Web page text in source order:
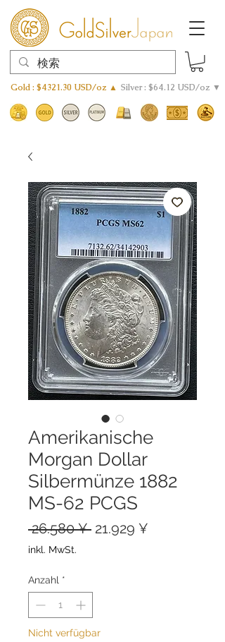
Gold : $4321.30 USD/oz ▲ Silver : $64.12 USD/oz ▼
Amerikanische
Morgan Dollar
Silbermünze 1882
MS-62 PCGS
26.580 ¥ Standardpreis
21.929 ¥
inkl. MwSt.
Anzahl *
Nicht verfügbar